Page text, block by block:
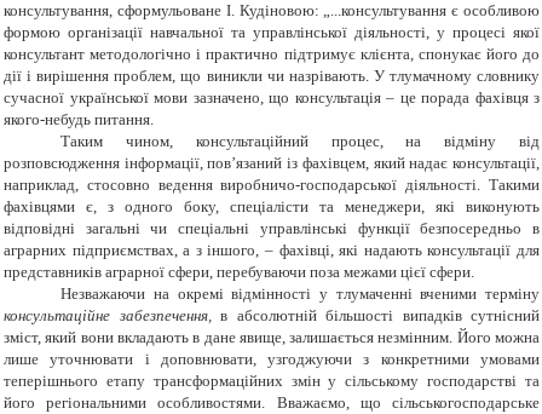
консультування, сформульоване І. Кудіновою: „...консультування є особливою
формою організації навчальної та управлінської діяльності, у процесі якої
консультант методологічно і практично підтримує клієнта, спонукає його до
дії і вирішення проблем, що виникли чи назрівають. У тлумачному словнику
сучасної української мови зазначено, що консультація – це порада фахівця з
якого-небудь питання.
Таким чином, консультаційний процес, на відміну від
розповсюдження інформації, пов’язаний із фахівцем, який надає консультації,
наприклад, стосовно ведення виробничо-господарської діяльності. Такими
фахівцями є, з одного боку, спеціалісти та менеджери, які виконують
відповідні загальні чи спеціальні управлінські функції безпосередньо в
аграрних підприємствах, а з іншого, – фахівці, які надають консультації для
представників аграрної сфери, перебуваючи поза межами цієї сфери.
Незважаючи на окремі відмінності у тлумаченні вченими терміну
консультаційне забезпечення,в абсолютній більшості випадків сутнісний
зміст, який вони вкладають в дане явище, залишається незмінним. Його можна
лише уточнювати і доповнювати, узгоджуючи з конкретними умовами
теперішнього етапу трансформаційних змін у сільському господарстві та
його регіональними особливостями. Вважаємо, що сільськогосподарське